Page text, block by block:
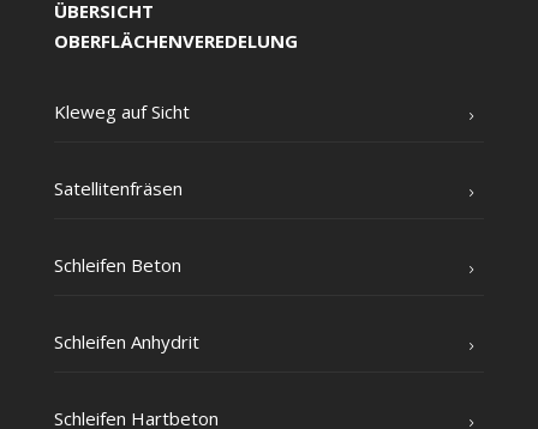
ÜBERSICHT
OBERFLÄCHENVEREDELUNG
Kle­weg auf Sicht
Satel­li­ten­frä­sen
Schlei­fen Beton
Schlei­fen Anhydrit
Schlei­fen Hartbeton